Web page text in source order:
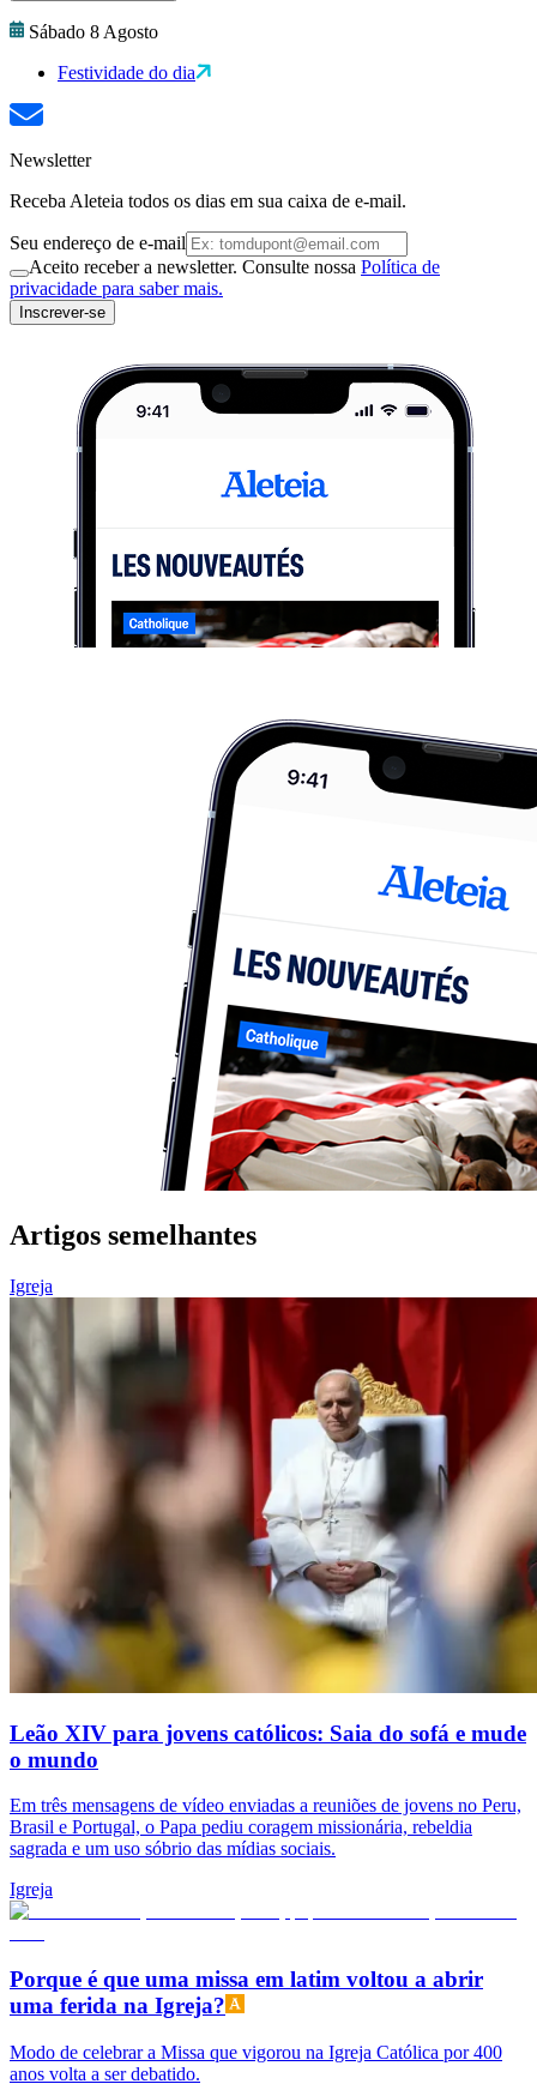
Sábado 8 Agosto
Festividade do dia
Newsletter
Receba Aleteia todos os dias em sua caixa de e-mail.
Seu endereço de e-mail
Aceito receber a newsletter. Consulte nossa Política de
privacidade para saber mais.
Inscrever-se
Artigos semelhantes
Igreja
Leão XIV para jovens católicos: Saia do sofá e mude
o mundo
Em três mensagens de vídeo enviadas a reuniões de jovens no Peru,
Brasil e Portugal, o Papa pediu coragem missionária, rebeldia
sagrada e um uso sóbrio das mídias sociais.
Igreja
Porque é que uma missa em latim voltou a abrir
uma ferida na Igreja?
Modo de celebrar a Missa que vigorou na Igreja Católica por 400
anos volta a ser debatido.